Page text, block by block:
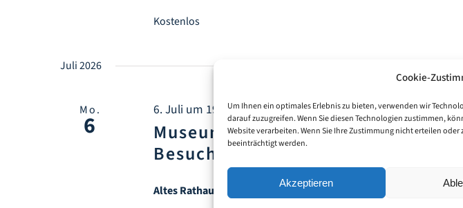
Cookie-
Um Ihnen ein optimales Erlebnis zu bieten, verwenden wir
darauf zuzugreifen. Wenn Sie diesen Technologien zustimmen,
Website verarbeiten. Wenn Sie Ihre Zustimmung nicht erteilen
beeinträchtigt werden.
Akzeptieren
Kostenlos
Juli 2026
Mo.
6
6. Juli um 19:00-20:00
Museumsmontag im neuen
Besucherzentrum Zwettl
Altes Rathaus Zwettl
Sparkassenplatz 3, Zwettl, Niederösterreich,